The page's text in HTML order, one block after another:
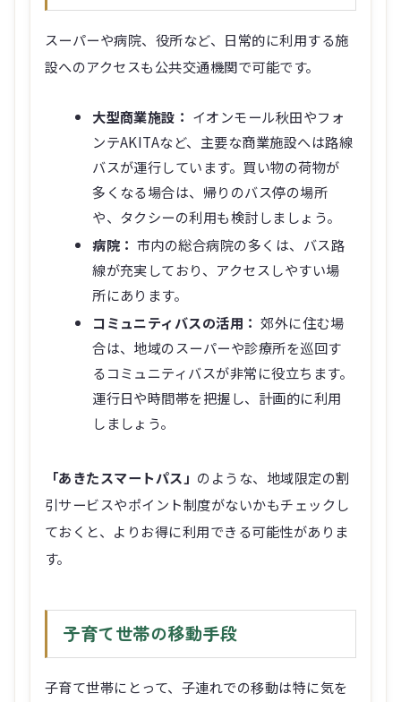
スーパーや病院、役所など、日常的に利用する施
設へのアクセスも公共交通機関で可能です。
大型商業施設： イオンモール秋田やフォ
ンテAKITAなど、主要な商業施設へは路線
バスが運行しています。買い物の荷物が
多くなる場合は、帰りのバス停の場所
や、タクシーの利用も検討しましょう。
病院： 市内の総合病院の多くは、バス路
線が充実しており、アクセスしやすい場
所にあります。
コミュニティバスの活用： 郊外に住む場
合は、地域のスーパーや診療所を巡回す
るコミュニティバスが非常に役立ちます。
運行日や時間帯を把握し、計画的に利用
しましょう。
「あきたスマートパス」 のような、地域限定の割
引サービスやポイント制度がないかもチェックし
ておくと、よりお得に利用できる可能性がありま
す。
子育て世帯の移動手段
子育て世帯にとって、子連れでの移動は特に気を